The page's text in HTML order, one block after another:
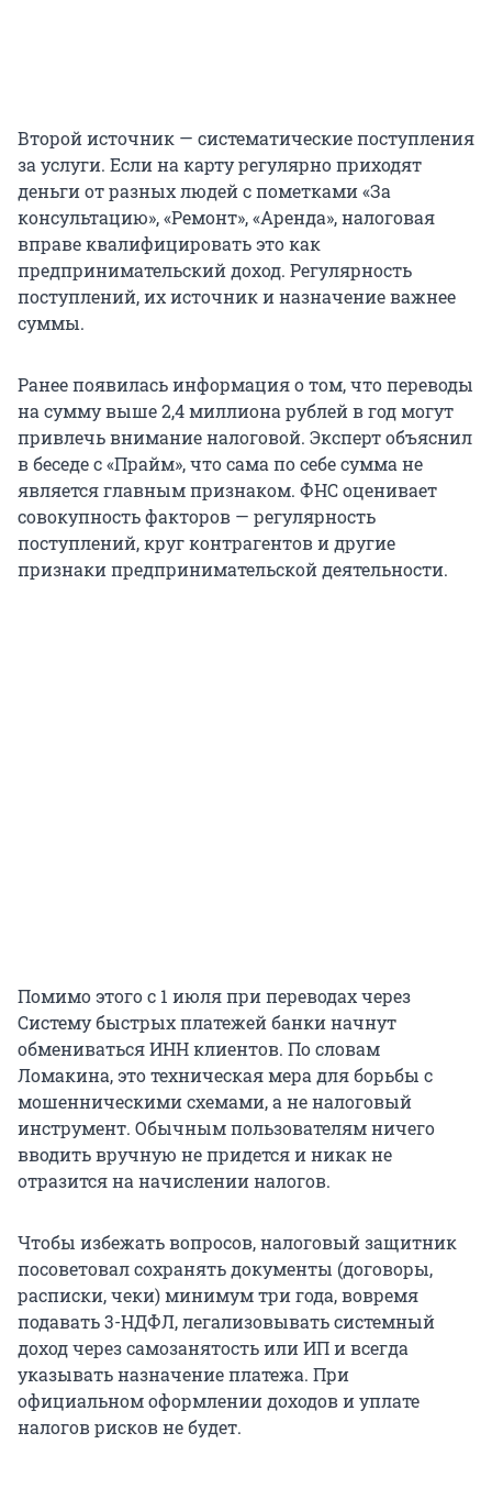
Второй источник — систематические поступления
за услуги. Если на карту регулярно приходят
деньги от разных людей с пометками «За
консультацию», «Ремонт», «Аренда», налоговая
вправе квалифицировать это как
предпринимательский доход. Регулярность
поступлений, их источник и назначение важнее
суммы.
Ранее появилась информация о том, что переводы
на сумму выше 2,4 миллиона рублей в год могут
привлечь внимание налоговой. Эксперт объяснил
в беседе с «Прайм», что сама по себе сумма не
является главным признаком. ФНС оценивает
совокупность факторов — регулярность
поступлений, круг контрагентов и другие
признаки предпринимательской деятельности.
Помимо этого с 1 июля при переводах через
Систему быстрых платежей банки начнут
обмениваться ИНН клиентов. По словам
Ломакина, это техническая мера для борьбы с
мошенническими схемами, а не налоговый
инструмент. Обычным пользователям ничего
вводить вручную не придется и никак не
отразится на начислении налогов.
Чтобы избежать вопросов, налоговый защитник
посоветовал сохранять документы (договоры,
расписки, чеки) минимум три года, вовремя
подавать 3-НДФЛ, легализовывать системный
доход через самозанятость или ИП и всегда
указывать назначение платежа. При
официальном оформлении доходов и уплате
налогов рисков не будет.